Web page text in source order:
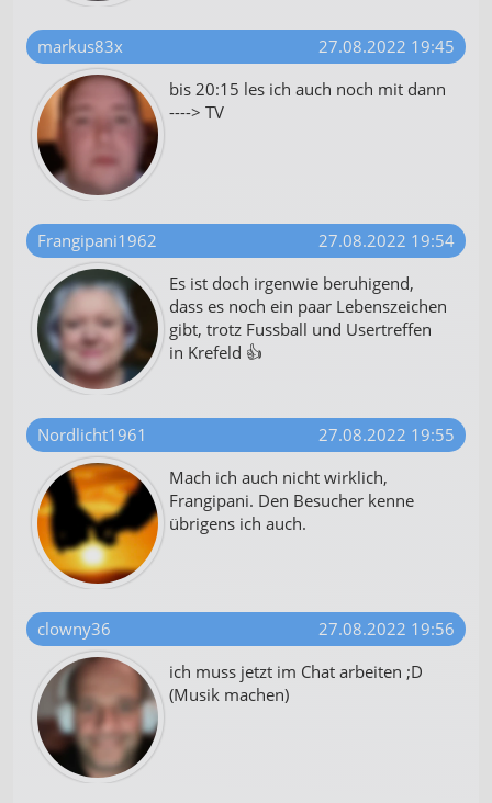
markus83x
27.08.2022 19:45
bis 20:15 les ich auch noch mit dann
----> TV
Frangipani1962
27.08.2022 19:54
Es ist doch irgenwie beruhigend,
dass es noch ein paar Lebenszeichen
gibt, trotz Fussball und Usertreffen
in Krefeld 👍
Nordlicht1961
27.08.2022 19:55
Mach ich auch nicht wirklich,
Frangipani. Den Besucher kenne
übrigens ich auch.
clowny36
27.08.2022 19:56
ich muss jetzt im Chat arbeiten ;D
(Musik machen)